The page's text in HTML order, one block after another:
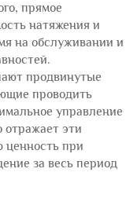
прямое
натяжения и
на обслуживании и
продвинутые
проводить
управление
эти
ценность при
за весь период